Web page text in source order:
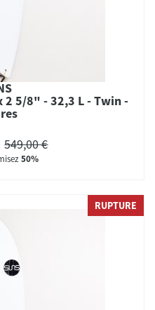
5/8" - 32,3 L - Twin -
549,00 €
50%
RUPTURE